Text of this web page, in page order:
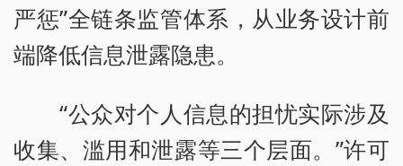
严惩”全链条监管体系，从业务设计前
端降低信息泄露隐患。
“公众对个人信息的担忧实际涉及
收集、滥用和泄露等三个层面。”许可